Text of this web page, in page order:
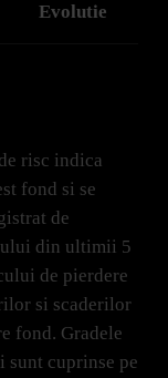
Evolutie
risc indica
fond si se
de
din ultimii 5
de pierdere
si scaderilor
fond. Gradele
cuprinse pe